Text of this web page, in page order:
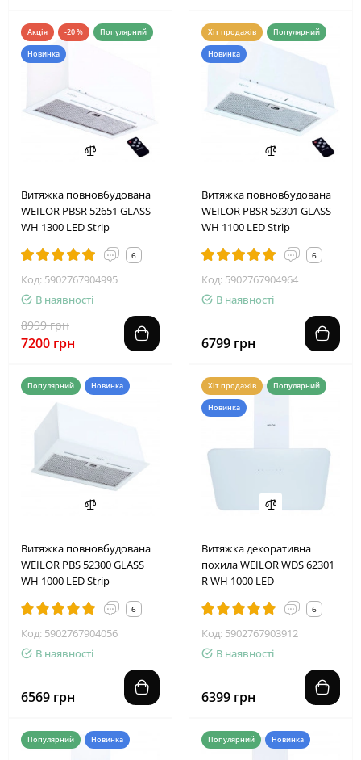
Акція -20 % Популярний
Новинка
Витяжка повновбудована
WEILOR PBSR 52651 GLASS
WH 1300 LED Strip
6
Код: 5902767904995
В наявності
8999 грн
7200 грн
Хіт продажів Популярний
Новинка
Витяжка повновбудована
WEILOR PBSR 52301 GLASS
WH 1100 LED Strip
6
Код: 5902767904964
В наявності
6799 грн
Популярний Новинка
Витяжка повновбудована
WEILOR PBS 52300 GLASS
WH 1000 LED Strip
6
Код: 5902767904056
В наявності
6569 грн
Хіт продажів Популярний
Новинка
Витяжка декоративна
похила WEILOR WDS 62301
R WH 1000 LED
6
Код: 5902767903912
В наявності
6399 грн
Популярний Новинка Популярний Новинка